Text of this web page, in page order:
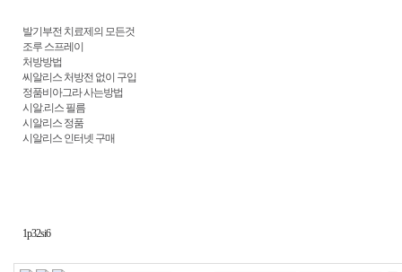
발기부전 치료제의 모든것
조루 스프레이
처방방법
씨알리스 처방전 없이 구입
정품비아그라 사는방법
시알.리스 필름
시알리스 정품
시알리스 인터넷 구매
1p32si6